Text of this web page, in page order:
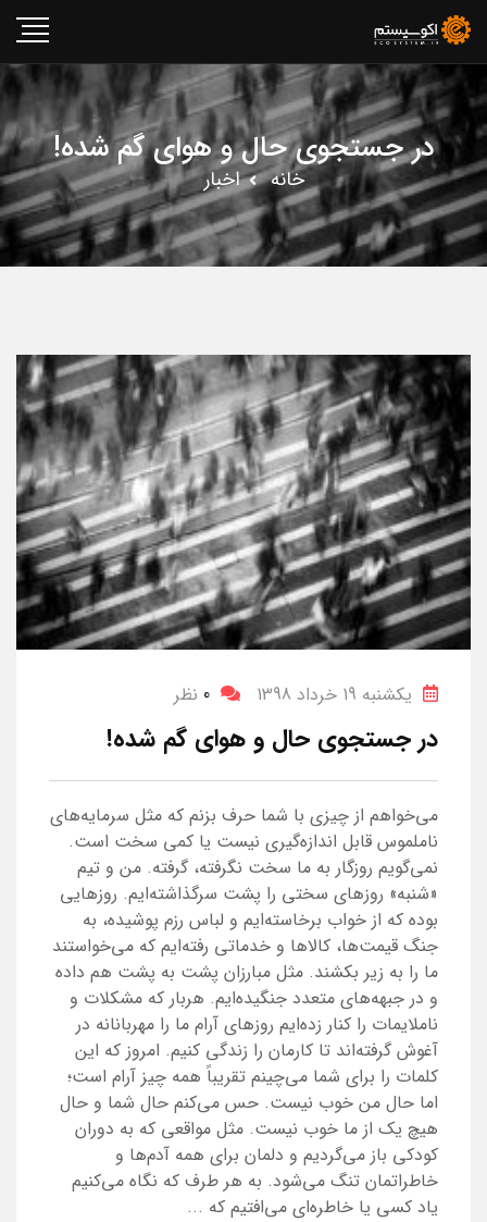
در جستجوی حال و هوای گم شده!
خانه اخبار
یکشنبه 19 خرداد 1398 0 نظر
در جستجوی حال و هوای گم شده!
می‌خواهم از چیزی با شما حرف بزنم که مثل سرمایه‌های
ناملموس قابل اندازه‌گیری نیست یا کمی سخت است.
نمی‌گویم روزگار به ما سخت نگرفته، گرفته. من و تیم
«شنبه» روزهای سختی را پشت سرگذاشته‌ایم. روزهایی
بوده که از خواب برخاسته‌ایم و لباس رزم پوشیده، به
جنگ قیمت‌ها، کالاها و خدماتی رفته‌ایم که می‌خواستند
ما را به زیر بکشند. مثل مبارزان پشت به پشت هم داده
و در جبهه‌های متعدد جنگیده‌ایم. هربار که مشکلات و
ناملایمات را کنار زده‌ایم روزهای آرام ما را مهربانانه در
آغوش گرفته‌اند تا کارمان را زندگی کنیم. امروز که این
کلمات را برای شما می‌چینم تقریباً همه چیز آرام است؛
اما حال من خوب نیست. حس می‌کنم حال شما و حال
هیچ یک از ما خوب نیست. مثل مواقعی که به دوران
کودکی باز می‌گردیم و دلمان برای همه آدم‌ها و
خاطراتمان تنگ می‌شود. به هر طرف که نگاه می‌کنیم
یاد کسی یا خاطره‌ای می‌افتیم که ...